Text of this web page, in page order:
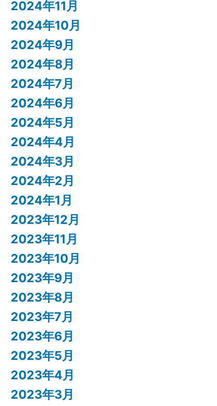
2024年11月
2024年10月
2024年9月
2024年8月
2024年7月
2024年6月
2024年5月
2024年4月
2024年3月
2024年2月
2024年1月
2023年12月
2023年11月
2023年10月
2023年9月
2023年8月
2023年7月
2023年6月
2023年5月
2023年4月
2023年3月